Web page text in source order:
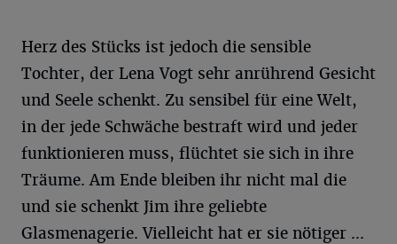
Herz des Stücks ist jedoch die sensible
Tochter, der Lena Vogt sehr anrührend Gesicht
und Seele schenkt. Zu sensibel für eine Welt,
in der jede Schwäche bestraft wird und jeder
funktionieren muss, flüchtet sie sich in ihre
Träume. Am Ende bleiben ihr nicht mal die
und sie schenkt Jim ihre geliebte
Glasmenagerie. Vielleicht hat er sie nötiger ...